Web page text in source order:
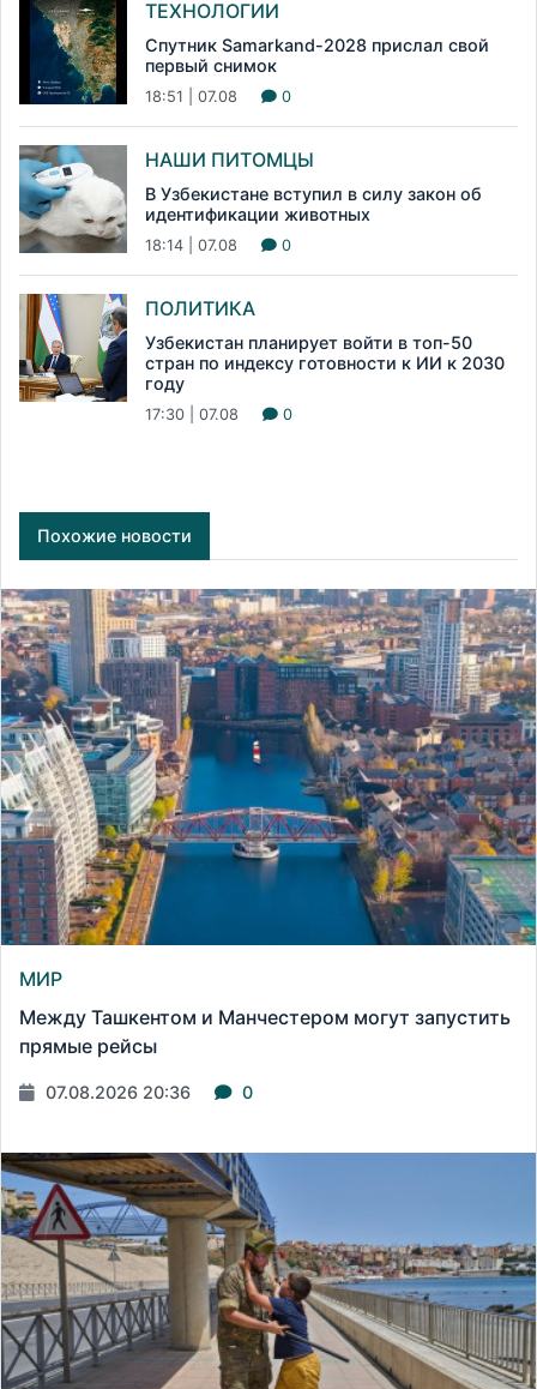
ТЕХНОЛОГИИ
Спутник Samarkand-2028 прислал свой
первый снимок
18:51 | 07.08 0
НАШИ ПИТОМЦЫ
В Узбекистане вступил в силу закон об
идентификации животных
18:14 | 07.08 0
ПОЛИТИКА
Узбекистан планирует войти в топ-50
стран по индексу готовности к ИИ к 2030
году
17:30 | 07.08 0
Похожие новости
МИР
Между Ташкентом и Манчестером могут запустить
прямые рейсы
07.08.2026 20:36 0